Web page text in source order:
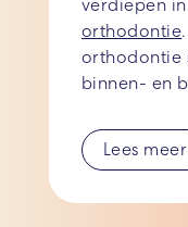
orthodontie
orthodontie
binnen- en
rechte,
creëren.
Lees meer